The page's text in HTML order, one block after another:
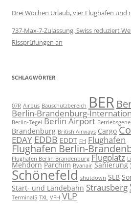
Drei Wochen Urlaub, vier Flughäfen und
737-Max-7-Zulassung, Swiss reduziert
Rissprüfungen an
SCHLAGWÖRTER
07R Airbus Bauschutzbereich BER
Berlin-Brandenburg-
Berlin-Tegel Berlin Airport
Brandenburg British Airways Cargo
EDAY EDDB EDDT FH Flughafen
Flughafen Berlin-
Flughafen Berlin Brandenburg Flugplatz
Mehdorn Parchim Ryanair Sanierung
Schönefeld shutdown SLB
Start- und Landebahn Strausberg
Terminal5 TXL VFH VLP